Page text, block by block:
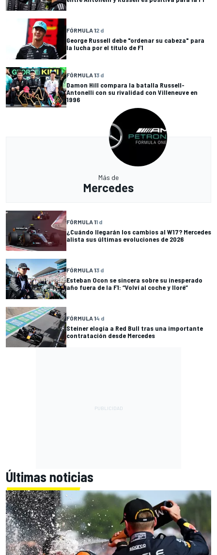
FÓRMULA 12 d
George Russell debe "ordenar su cabeza" para
la lucha por el título de F1
FÓRMULA 13 d
Damon Hill compara la batalla Russell-
Antonelli con su rivalidad con Villeneuve en
1996
Más de
Mercedes
FÓRMULA 11 d
¿Cuándo llegarán los cambios al W17? Mercedes
alista sus últimas evoluciones de 2026
FÓRMULA 13 d
Esteban Ocon se sincera sobre su inesperado
año fuera de la F1: “Volví al coche y lloré”
FÓRMULA 14 d
Steiner elogia a Red Bull tras una importante
contratación desde Mercedes
Últimas noticias